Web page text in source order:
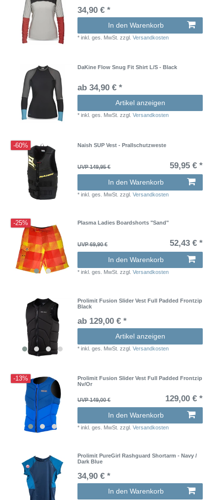
34,90 € *
In den Warenkorb
*inkl. ges. MwSt. zzgl.Versandkosten
DaKine Flow Snug Fit Shirt L/S - Black
ab 34,90 € *
Artikel anzeigen
*inkl. ges. MwSt. zzgl.Versandkosten
-60% Naish SUP Vest - Prallschutzweste
UVP 149,95 € 59,95 € *
In den Warenkorb
*inkl. ges. MwSt. zzgl.Versandkosten
-25% Plasma Ladies Boardshorts "Sand"
UVP 69,90 € 52,43 € *
In den Warenkorb
*inkl. ges. MwSt. zzgl.Versandkosten
Prolimit Fusion Slider Vest Full Padded Frontzip
Black
ab 129,00 € *
Artikel anzeigen
*inkl. ges. MwSt. zzgl.Versandkosten
-13%
Prolimit Fusion Slider Vest Full Padded Frontzip
Nv/Or
UVP 149,00 € 129,00 € *
In den Warenkorb
*inkl. ges. MwSt. zzgl.Versandkosten
Prolimit PureGirl Rashguard Shortarm - Navy /
Dark Blue
34,90 € *
In den Warenkorb